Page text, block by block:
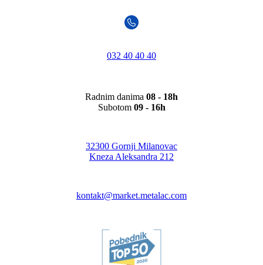
032 40 40 40
Radnim danima 08 - 18h
Subotom 09 - 16h
32300 Gornji Milanovac
Kneza Aleksandra 212
kontakt@market.metalac.com